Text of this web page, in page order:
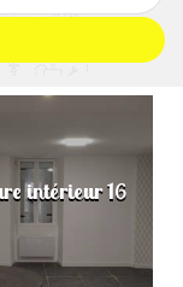
intérieur 16